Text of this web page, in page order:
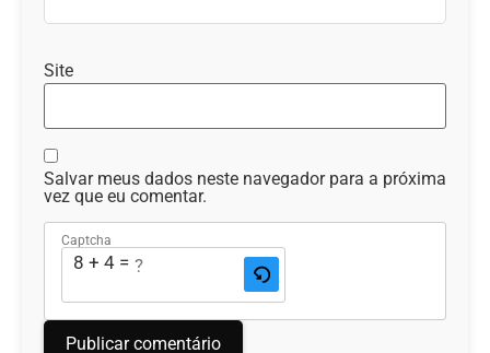
Site
Salvar meus dados neste navegador para a próxima
vez que eu comentar.
Captcha
8 + 4 = ?